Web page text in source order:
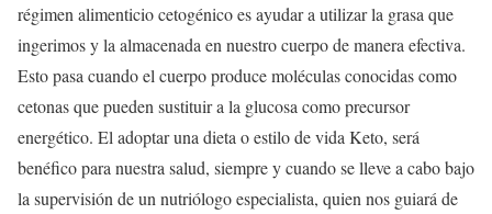
régimen alimenticio cetogénico es ayudar a utilizar la grasa que
ingerimos y la almacenada en nuestro cuerpo de manera efectiva.
Esto pasa cuando el cuerpo produce moléculas conocidas como
cetonas que pueden sustituir a la glucosa como precursor
energético. El adoptar una dieta o estilo de vida Keto, será
benéfico para nuestra salud, siempre y cuando se lleve a cabo bajo
la supervisión de un nutriólogo especialista, quien nos guiará de